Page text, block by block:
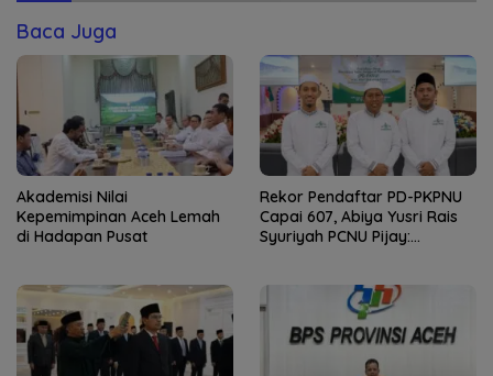
Baca Juga
Akademisi Nilai
Kepemimpinan Aceh Lemah
di Hadapan Pusat
Rekor Pendaftar PD-PKPNU
Capai 607, Abiya Yusri Rais
Syuriyah PCNU Pijay: